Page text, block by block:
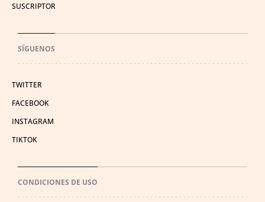
SUSCRIPTOR
SÍGUENOS
TWITTER
FACEBOOK
INSTAGRAM
TIKTOK
CONDICIONES DE USO